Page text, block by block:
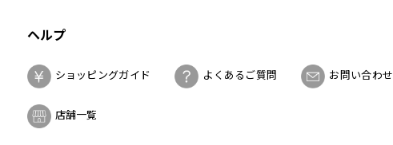
ヘルプ
ショッピングガイド よくあるご質問 お問い合わせ
店舗一覧